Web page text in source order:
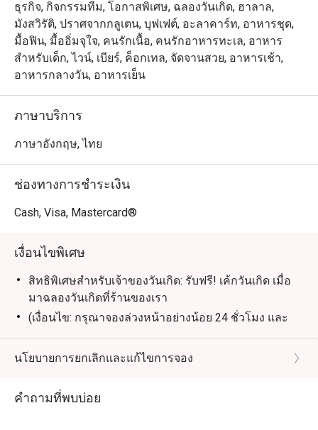
ธุรกิจ, กิจกรรมทีม, โอกาสพิเศษ, ฉลองวันเกิด, ฮาลาล,
มังสวิรัติ, ปราศจากกลูเตน, บุฟเฟต์, อะลาคาร์ท, อาหารชุด,
มื้อฟิน, มื้ออิ่มจุใจ, คนรักเนื้อ, คนรักอาหารทะเล, อาหาร
สำหรับเด็ก, ไวน์, เบียร์, ค็อกเทล, จัดจานสวย, อาหารเช้า,
อาหารกลางวัน, อาหารเย็น
ภาษาบริการ
ภาษาอังกฤษ, ไทย
ช่องทางการชำระเงิน
Cash, Visa, Mastercard®
เงื่อนไขพิเศษ
สิทธิพิเศษสำหรับเจ้าของวันเกิด: รับฟรี! เค้กวันเกิด เมื่อ
มาฉลองวันเกิดที่ร้านของเรา
(เงื่อนไข: กรุณาจองล่วงหน้าอย่างน้อย 24 ชั่วโมง และ
ระบุข้อความ "ฉลองวันเกิด" ในรายละเอียดการจอง)
นโยบายการยกเลิกและแก้ไขการจอง
คำถามที่พบบ่อย